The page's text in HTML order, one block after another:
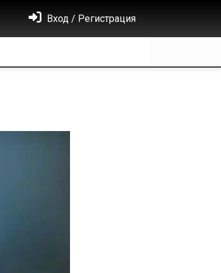
Вход / Регистрация